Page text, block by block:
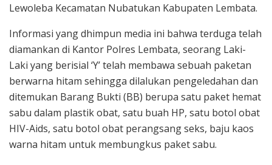
Lewoleba Kecamatan Nubatukan Kabupaten Lembata.
Informasi yang dhimpun media ini bahwa terduga telah
diamankan di Kantor Polres Lembata, seorang Laki-
Laki yang berisial ‘Y’ telah membawa sebuah paketan
berwarna hitam sehingga dilalukan pengeledahan dan
ditemukan Barang Bukti (BB) berupa satu paket hemat
sabu dalam plastik obat, satu buah HP, satu botol obat
HIV-Aids, satu botol obat perangsang seks, baju kaos
warna hitam untuk membungkus paket sabu.